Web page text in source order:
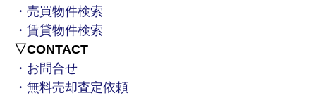
・売買物件検索
・賃貸物件検索
▽CONTACT
・お問合せ
・無料売却査定依頼